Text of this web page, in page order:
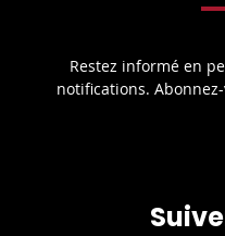
Restez informé en
notifications.